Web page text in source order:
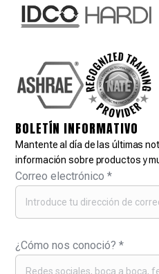
BOLETÍN INFORMATIVO
Mantente al día de las últimas
información sobre productos y
Correo electrónico*
¿Cómo nos conoció?*